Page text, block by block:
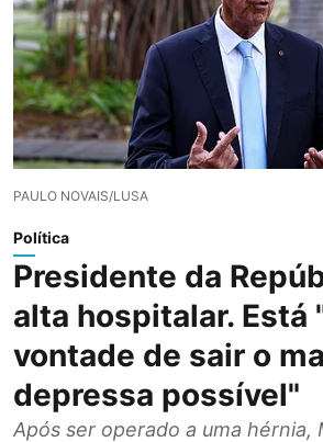
PAULO NOVAIS/LUSA
Política
Presidente da
alta hospitalar. Está
vontade de sair o
depressa possível"
Após ser operado a uma hérnia,